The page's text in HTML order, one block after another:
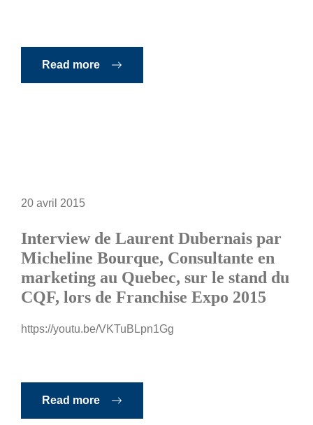
Read more
20 avril 2015
Interview de Laurent Dubernais par
Micheline Bourque, Consultante en
marketing au Quebec, sur le stand du
CQF, lors de Franchise Expo 2015
https://youtu.be/VKTuBLpn1Gg
Read more